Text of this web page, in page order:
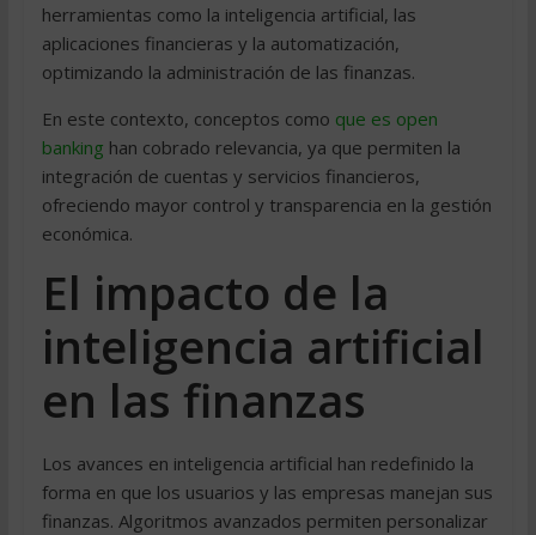
herramientas como la inteligencia artificial, las
aplicaciones financieras y la automatización,
optimizando la administración de las finanzas.
En este contexto, conceptos como que es open
banking han cobrado relevancia, ya que permiten la
integración de cuentas y servicios financieros,
ofreciendo mayor control y transparencia en la gestión
económica.
El impacto de la
inteligencia artificial
en las finanzas
Los avances en inteligencia artificial han redefinido la
forma en que los usuarios y las empresas manejan sus
finanzas. Algoritmos avanzados permiten personalizar